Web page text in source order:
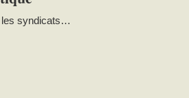
les syndicats…